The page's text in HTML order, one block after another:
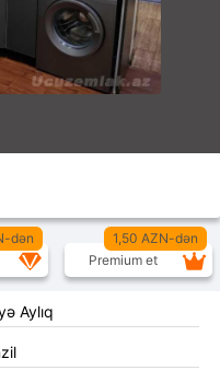
dən
1,50 AZN-dən
Premium et
Aylıq